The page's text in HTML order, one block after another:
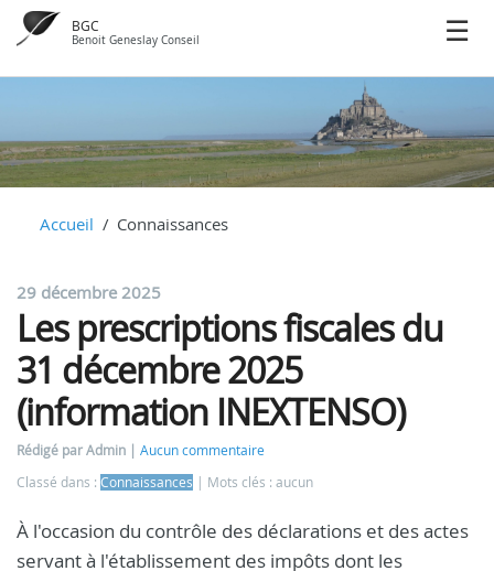
BGC
Benoit Geneslay Conseil
Accueil Connaissances
29 décembre 2025
Les prescriptions fiscales du
31 décembre 2025
(information INEXTENSO)
Rédigé par Admin
Aucun commentaire
Classé dans : Connaissances Mots clés : aucun
À l'occasion du contrôle des déclarations et des actes
servant à l'établissement des impôts dont les